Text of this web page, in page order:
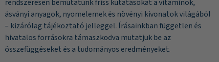
rendszeresen bemutatunk friss kutatásokat a vitaminok,
ásványi anyagok, nyomelemek és növényi kivonatok világából
– kizárólag tájékoztató jelleggel. Írásainkban független és
hivatalos forrásokra támaszkodva mutatjuk be az
összefüggéseket és a tudományos eredményeket.